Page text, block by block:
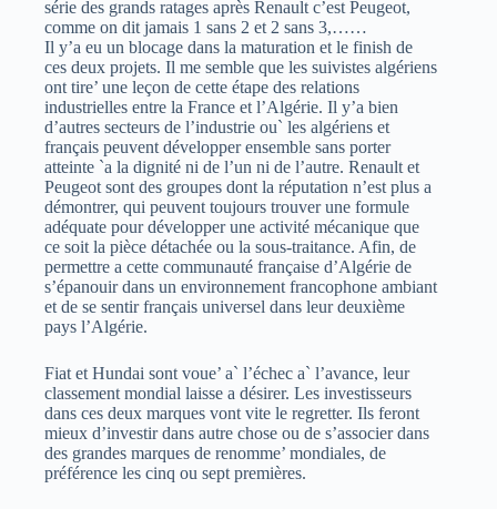
série des grands ratages après Renault c’est Peugeot,
comme on dit jamais 1 sans 2 et 2 sans 3,……
Il y’a eu un blocage dans la maturation et le finish de
ces deux projets. Il me semble que les suivistes algériens
ont tire’ une leçon de cette étape des relations
industrielles entre la France et l’Algérie. Il y’a bien
d’autres secteurs de l’industrie ou` les algériens et
français peuvent développer ensemble sans porter
atteinte `a la dignité ni de l’un ni de l’autre. Renault et
Peugeot sont des groupes dont la réputation n’est plus a
démontrer, qui peuvent toujours trouver une formule
adéquate pour développer une activité mécanique que
ce soit la pièce détachée ou la sous-traitance. Afin, de
permettre a cette communauté française d’Algérie de
s’épanouir dans un environnement francophone ambiant
et de se sentir français universel dans leur deuxième
pays l’Algérie.
Fiat et Hundai sont voue’ a` l’échec a` l’avance, leur
classement mondial laisse a désirer. Les investisseurs
dans ces deux marques vont vite le regretter. Ils feront
mieux d’investir dans autre chose ou de s’associer dans
des grandes marques de renomme’ mondiales, de
préférence les cinq ou sept premières.